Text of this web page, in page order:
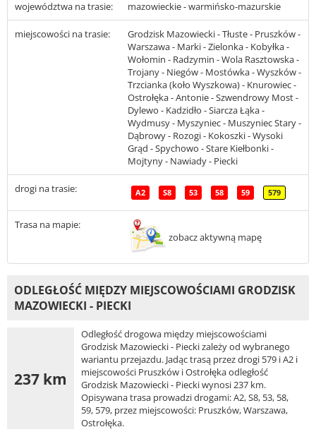
województwa na trasie: mazowieckie - warmińsko-mazurskie
miejscowości na trasie:
Grodzisk Mazowiecki - Tłuste - Pruszków -
Warszawa - Marki - Zielonka - Kobyłka -
Wołomin - Radzymin - Wola Rasztowska -
Trojany - Niegów - Mostówka - Wyszków -
Trzcianka (koło Wyszkowa) - Knurowiec -
Ostrołęka - Antonie - Szwendrowy Most -
Dylewo - Kadzidło - Siarcza Łąka -
Wydmusy - Myszyniec - Muszyniec Stary -
Dąbrowy - Rozogi - Kokoszki - Wysoki
Grąd - Spychowo - Stare Kiełbonki -
Mojtyny - Nawiady - Piecki
drogi na trasie: A2 S8 53 58 59 579
Trasa na mapie:
zobacz aktywną mapę
ODLEGŁOŚĆ MIĘDZY MIEJSCOWOŚCIAMI GRODZISK
MAZOWIECKI - PIECKI
237 km
Odległość drogowa między miejscowościami
Grodzisk Mazowiecki - Piecki zależy od wybranego
wariantu przejazdu. Jadąc trasą przez drogi 579 i A2 i
miejscowości Pruszków i Ostrołęka odległość
Grodzisk Mazowiecki - Piecki wynosi 237 km.
Opisywana trasa prowadzi drogami: A2, S8, 53, 58,
59, 579, przez miejscowości: Pruszków, Warszawa,
Ostrołęka.